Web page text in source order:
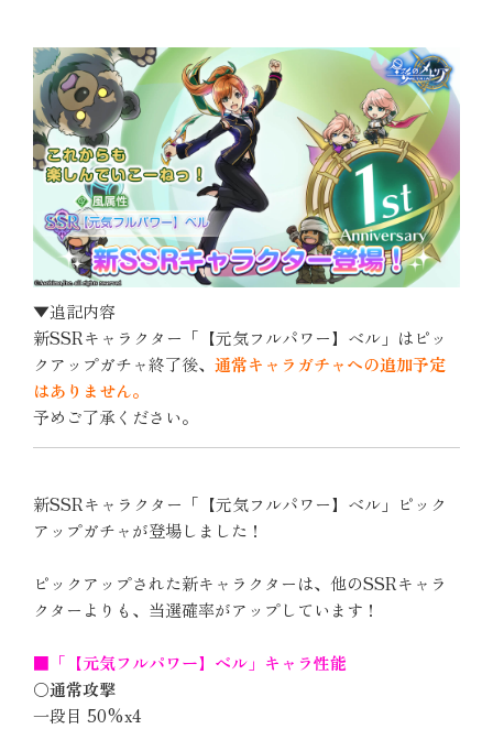
▼追記内容
新SSRキャラクター「【元気フルパワー】ベル」はピッ
クアップガチャ終了後、 通常キャラガチャへの追加予定
はありません。
予めご了承ください。
新SSRキャラクター「【元気フルパワー】ベル」ピック
アップガチャが登場しました！
ピックアップされた新キャラクターは、他のSSRキャラ
クターよりも、当選確率がアップしています！
■「【元気フルパワー】ベル」キャラ性能
〇通常攻撃
一段目 50%x4